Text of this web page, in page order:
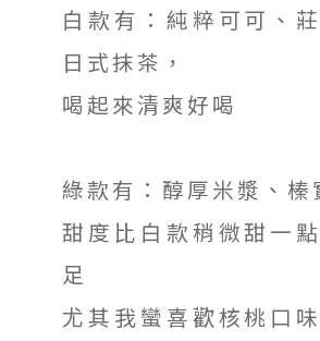
白款有：純粹可可、
日式抹茶，
喝起來清爽好喝
綠款有：醇厚米漿、榛
甜度比白款稍微甜一
足
尤其我蠻喜歡核桃口